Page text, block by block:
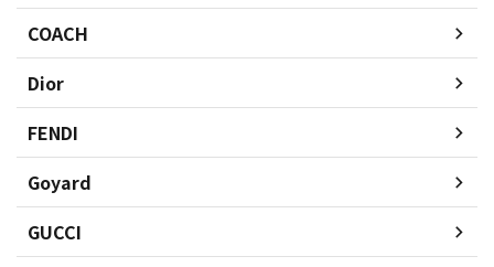
COACH
Dior
FENDI
Goyard
GUCCI